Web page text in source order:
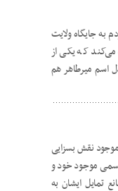
به جایگاه ولایت
می‌کند که یکی از
اسم میرطاهر هم
نقش بسزایی
موجود خود و
تمایل ایشان به